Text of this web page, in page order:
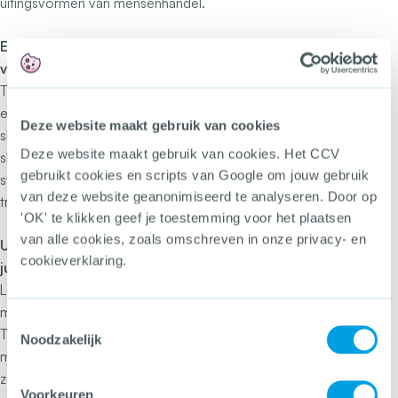
Deze website maakt gebruik van cookies
Deze website maakt gebruik van cookies. Het CCV
gebruikt cookies en scripts van Google om jouw gebruik
van deze website geanonimiseerd te analyseren. Door op
'OK' te klikken geef je toestemming voor het plaatsen
van alle cookies, zoals omschreven in onze privacy- en
cookieverklaring.
Noodzakelijk
Voorkeuren
En in welk opzicht is Nederland een lichtend
voorbeeld voor het buitenland?
Ten Kate:De bescherming van slachtoffers is in Nederland
erg goed geregeld. Is er een dader, dan moet die het
slachtoffer financieel compenseren voor het leed dat het
slachtoffer is aangedaan. Kan deze dat niet, dan legt de
staat bij. Dat is uniek in de wereld en daar mogen we heel
trots op zijn.
Uiteindelijk heeft de rechter het laatste woord. Zien
jullie je inspanningen hier al in terug?
Lommers:
moeten hun oriëntatiepunt nog vinden.
Ten Kate:Klopt. De strafmaat voor georganiseerde
mensenhandel is van acht naar twaalf jaar gegaan en er is
zelfs levenslang mogelijk als sprake is van een fatale